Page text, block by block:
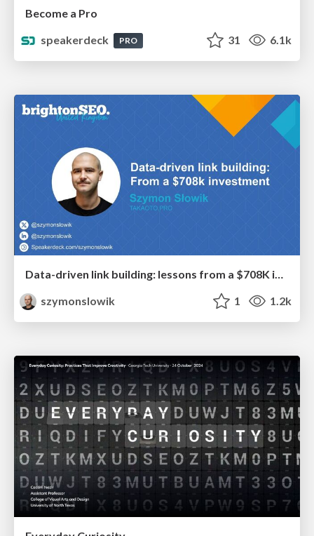
Become a Pro
speakerdeck
PRO 31 6.1k
Data-driven link building: lessons from a $708K investment (BrightonSEO talk)
szymonslowik
1 1.2k